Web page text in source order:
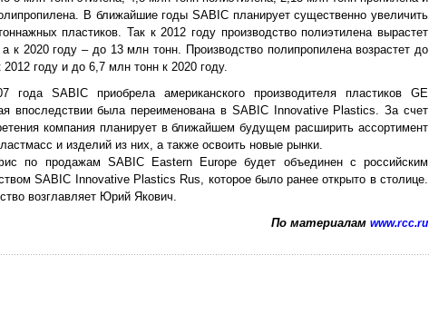
В ближайшие годы SABIC планирует существенно увеличить
пластиков. Так к 2012 году производство полиэтилена вырастет
к 2020 году – до 13 млн тонн. Производство полипропилена возрастет до
году и до 6,7 млн тонн к 2020 году.
года SABIC приобрела американского производителя пластиков GE
впоследствии была переименована в SABIC Innovative Plastics. За счет
компания планирует в ближайшем будущем расширить ассортимент
и изделий из них, а также освоить новые рынки.
по продажам SABIC Eastern Europe будет объединен с российским
SABIC Innovative Plastics Rus, которое было ранее открыто в столице.
возглавляет Юрий Якович.
По материалам www.rcc.ru